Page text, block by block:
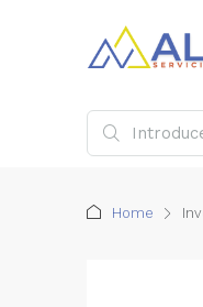
Home